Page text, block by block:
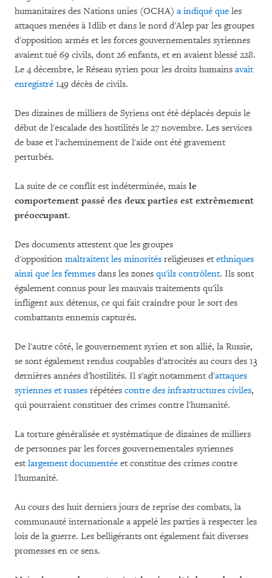
humanitaires des Nations unies (OCHA) a indiqué que les
attaques menées à Idlib et dans le nord d'Alep par les groupes
d'opposition armés et les forces gouvernementales syriennes
avaient tué 69 civils, dont 26 enfants, et en avaient blessé 228.
Le 4 décembre, le Réseau syrien pour les droits humains avait
enregistré 149 décès de civils.
Des dizaines de milliers de Syriens ont été déplacés depuis le
début de l'escalade des hostilités le 27 novembre. Les services
de base et l'acheminement de l'aide ont été gravement
perturbés.
La suite de ce conflit est indéterminée, mais le
comportement passé des deux parties est extrêmement
préoccupant.
Des documents attestent que les groupes
d'opposition maltraitent les minorités religieuses et ethniques
ainsi que les femmes dans les zones qu'ils contrôlent. Ils sont
également connus pour les mauvais traitements qu'ils
infligent aux détenus, ce qui fait craindre pour le sort des
combattants ennemis capturés.
De l'autre côté, le gouvernement syrien et son allié, la Russie,
se sont également rendus coupables d'atrocités au cours des 13
dernières années d'hostilités. Il s'agit notamment d'attaques
syriennes et russes répétées contre des infrastructures civiles,
qui pourraient constituer des crimes contre l'humanité.
La torture généralisée et systématique de dizaines de milliers
de personnes par les forces gouvernementales syriennes
est largement documentée et constitue des crimes contre
l'humanité.
Au cours des huit derniers jours de reprise des combats, la
communauté internationale a appelé les parties à respecter les
lois de la guerre. Les belligérants ont également fait diverses
promesses en ce sens.